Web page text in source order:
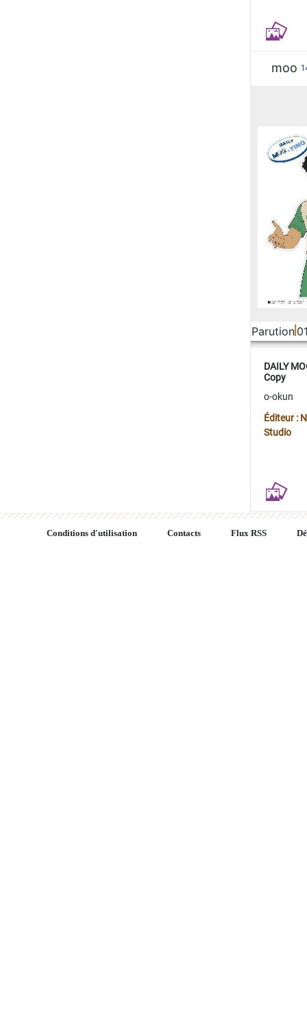
moo
Parution
DAILY
Copy
o-okun
Éditeur :
Studio
Conditions d'utilisation Contacts Flux RSS